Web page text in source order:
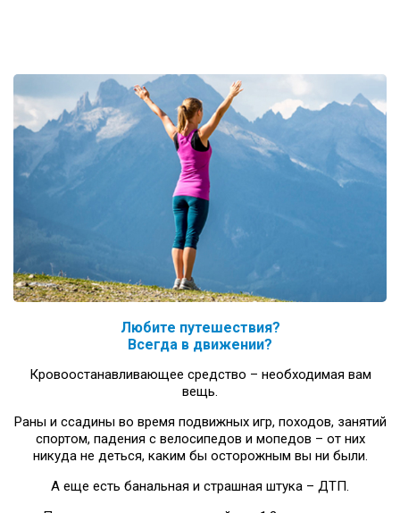
Любите путешествия?
Всегда в движении?
Кровоостанавливающее средство – необходимая вам
вещь.
Раны и ссадины во время подвижных игр, походов, занятий
спортом, падения с велосипедов и мопедов – от них
никуда не деться, каким бы осторожным вы ни были.
А еще есть банальная и страшная штука – ДТП.